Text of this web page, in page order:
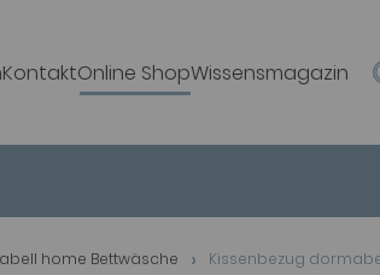
KontaktOnline ShopWissensmagazin
home Bettwäsche Kissenbezug